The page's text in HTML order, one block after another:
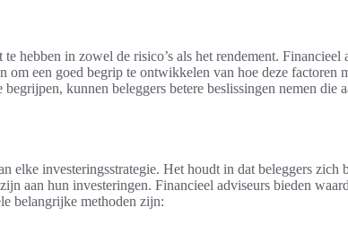
hebben in zowel de risico’s als het rendement. Financieel
om een goed begrip te ontwikkelen van hoe deze factoren
kunnen beleggers betere beslissingen nemen die
elke investeringsstrategie. Het houdt in dat beleggers zich
aan hun investeringen. Financieel adviseurs bieden
belangrijke methoden zijn: